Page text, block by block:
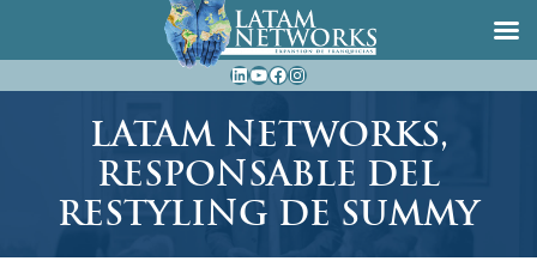
al
LinkedIn
YouTube
Facebook
Instagram
LATAM NETWORKS,
RESPONSABLE DEL
RESTYLING DE SUMMY